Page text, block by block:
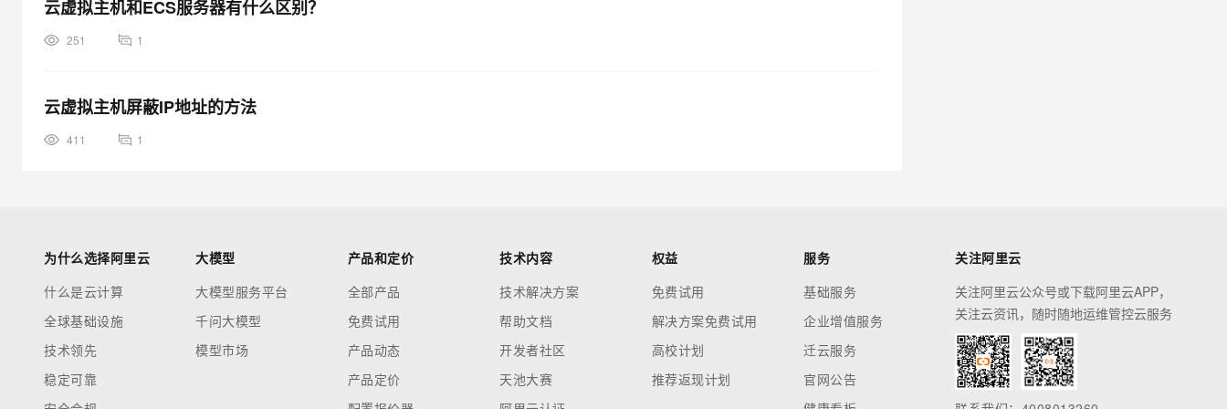
云虚拟主机和ECS服务器有什么区别？
251 1
云虚拟主机屏蔽IP地址的方法
411 1
为什么选择阿里云
什么是云计算
全球基础设施
技术领先
稳定可靠
大模型
大模型服务平台
千问大模型
模型市场
产品和定价
全部产品
免费试用
产品动态
产品定价
技术内容
技术解决方案
帮助文档
开发者社区
天池大赛
权益
免费试用
解决方案免费试用
高校计划
推荐返现计划
服务
基础服务
企业增值服务
迁云服务
官网公告
关注阿里云
关注阿里云公众号或下载阿里云APP，
关注云资讯，随时随地运维管控云服务